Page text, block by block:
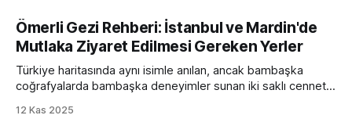
Ömerli Gezi Rehberi: İstanbul ve Mardin'de
Mutlaka Ziyaret Edilmesi Gereken Yerler
Türkiye haritasında aynı isimle anılan, ancak bambaşka
coğrafyalarda bambaşka deneyimler sunan iki saklı cennet:
kalabalığından kaçış noktası, yemyeşil doğası ve huzurlu
12 Kas 2025